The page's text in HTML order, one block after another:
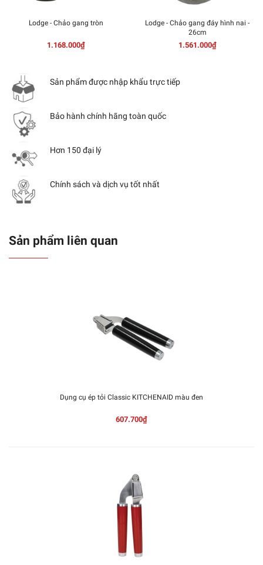
Lodge - Chảo gang tròn
1.168.000₫
Lodge - Chảo gang đáy hình nai -
26cm
1.561.000₫
Sản phẩm được nhập khẩu trực tiếp
Bảo hành chính hãng toàn quốc
Hơn 150 đại lý
Chính sách và dịch vụ tốt nhất
Sản phẩm liên quan
Dụng cụ ép tỏi Classic KITCHENAID màu đen
607.700₫